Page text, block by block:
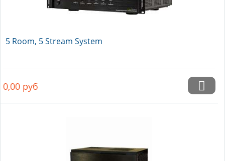
5 Room, 5 Stream System
0,00 руб